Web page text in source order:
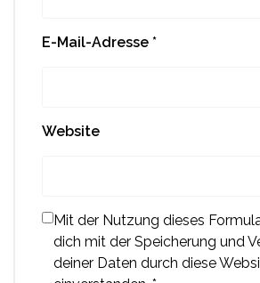
E-Mail-Adresse *
Website
Mit der Nutzung dieses
dich mit der Speicherung und
deiner Daten durch diese